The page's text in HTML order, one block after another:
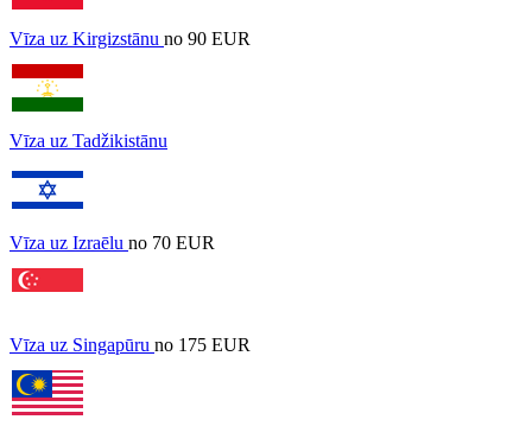
Vīza uz Kirgizstānu no 90 EUR
Vīza uz Tadžikistānu
Vīza uz Izraēlu no 70 EUR
Vīza uz Singapūru no 175 EUR